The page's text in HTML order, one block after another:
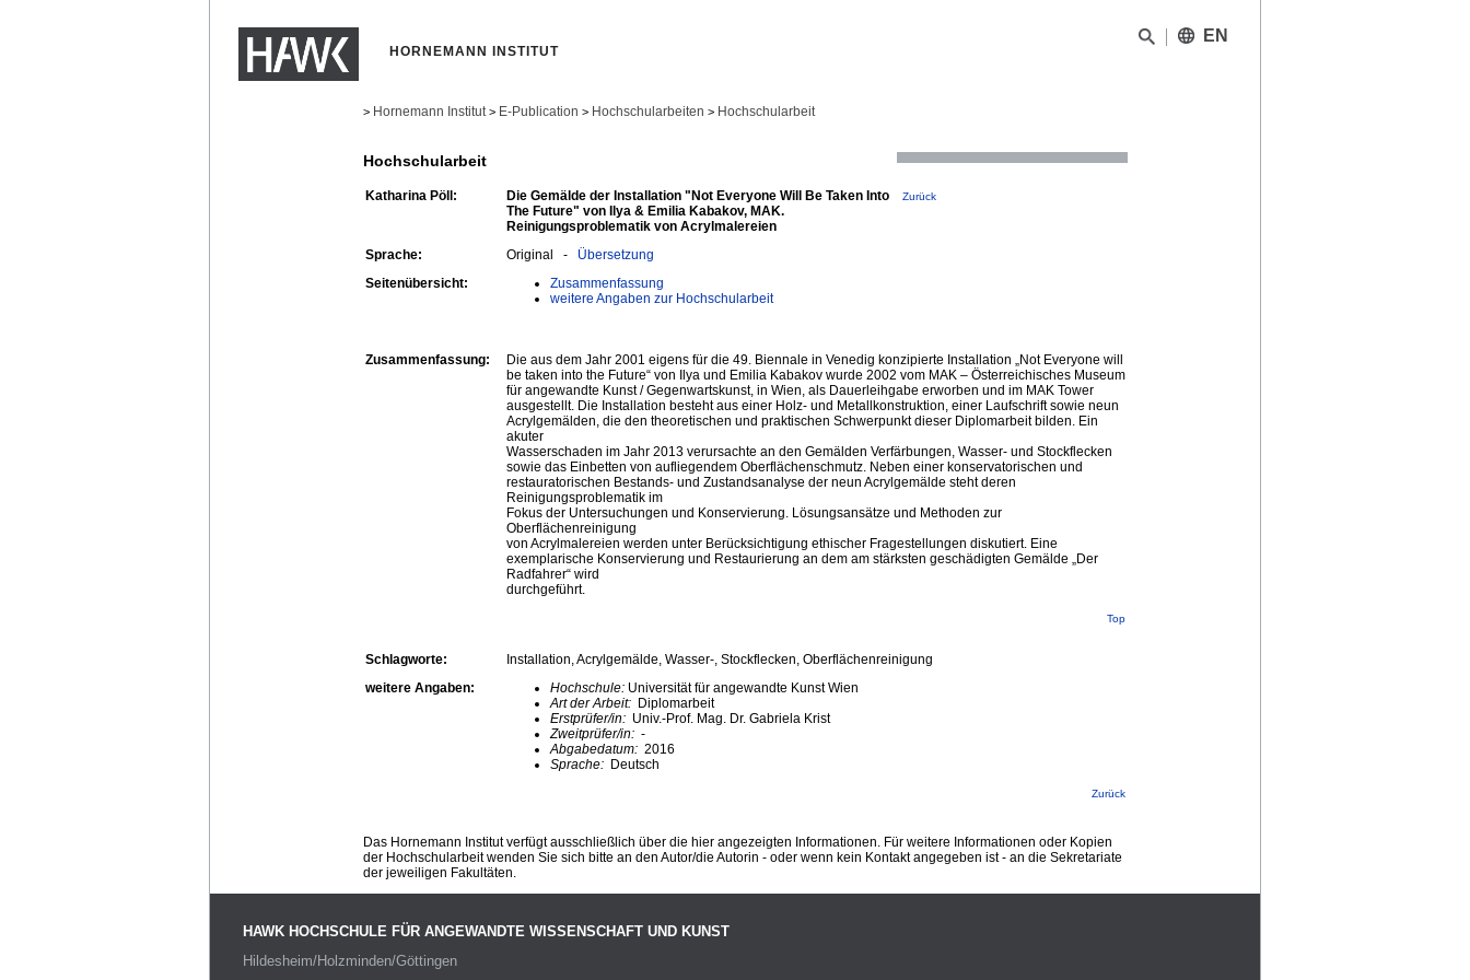
HORNEMANN INSTITUT
EN
> Hornemann Institut > E-Publication > Hochschularbeiten > Hochschularbeit
Hochschularbeit
Katharina Pöll:
Die Gemälde der Installation "Not Everyone Will Be Taken Into
The Future" von Ilya & Emilia Kabakov, MAK.
Reinigungsproblematik von Acrylmalereien
Zurück
Sprache: Original - Übersetzung
Seitenübersicht:
Zusammenfassung
weitere Angaben zur Hochschularbeit
Zusammenfassung:
Die aus dem Jahr 2001 eigens für die 49. Biennale in Venedig konzipierte Installation „Not Everyone will
be taken into the Future“ von Ilya und Emilia Kabakov wurde 2002 vom MAK – Österreichisches Museum
für angewandte Kunst / Gegenwartskunst, in Wien, als Dauerleihgabe erworben und im MAK Tower
ausgestellt. Die Installation besteht aus einer Holz- und Metallkonstruktion, einer Laufschrift sowie neun
Acrylgemälden, die den theoretischen und praktischen Schwerpunkt dieser Diplomarbeit bilden. Ein
akuter
Wasserschaden im Jahr 2013 verursachte an den Gemälden Verfärbungen, Wasser- und Stockflecken
sowie das Einbetten von aufliegendem Oberflächenschmutz. Neben einer konservatorischen und
restauratorischen Bestands- und Zustandsanalyse der neun Acrylgemälde steht deren
Reinigungsproblematik im
Fokus der Untersuchungen und Konservierung. Lösungsansätze und Methoden zur
Oberflächenreinigung
von Acrylmalereien werden unter Berücksichtigung ethischer Fragestellungen diskutiert. Eine
exemplarische Konservierung und Restaurierung an dem am stärksten geschädigten Gemälde „Der
Radfahrer“ wird
durchgeführt.
Top
Schlagworte:
Installation, Acrylgemälde, Wasser-, Stockflecken, Oberflächenreinigung
weitere Angaben:
Hochschule: Universität für angewandte Kunst Wien
Art der Arbeit: Diplomarbeit
Erstprüfer/in: Univ.-Prof. Mag. Dr. Gabriela Krist
Zweitprüfer/in: -
Abgabedatum: 2016
Sprache: Deutsch
Zurück
Das Hornemann Institut verfügt ausschließlich über die hier angezeigten Informationen. Für weitere Informationen oder Kopien
der Hochschularbeit wenden Sie sich bitte an den Autor/die Autorin - oder wenn kein Kontakt angegeben ist - an die Sekretariate
der jeweiligen Fakultäten.
HAWK HOCHSCHULE FÜR ANGEWANDTE WISSENSCHAFT UND KUNST
Hildesheim/Holzminden/Göttingen